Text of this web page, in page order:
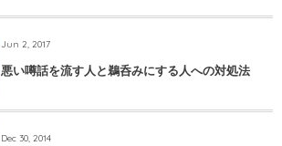
Jun 2, 2017
悪い噂話を流す人と鵜呑みにする人への対処法
Dec 30, 2014